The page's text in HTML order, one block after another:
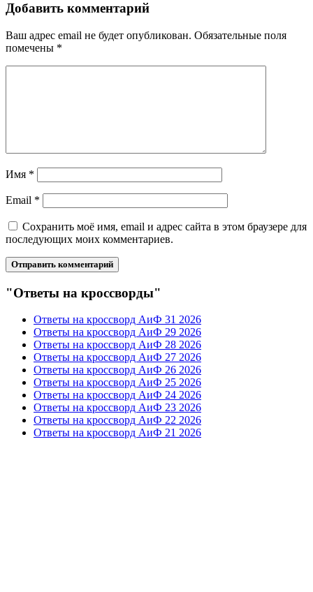
Добавить комментарий
Ваш адрес email не будет опубликован. Обязательные поля
помечены *
Имя *
Email *
Сохранить моё имя, email и адрес сайта в этом браузере для
последующих моих комментариев.
"Ответы на кроссворды"
Ответы на кроссворд АиФ 31 2026
Ответы на кроссворд АиФ 29 2026
Ответы на кроссворд АиФ 28 2026
Ответы на кроссворд АиФ 27 2026
Ответы на кроссворд АиФ 26 2026
Ответы на кроссворд АиФ 25 2026
Ответы на кроссворд АиФ 24 2026
Ответы на кроссворд АиФ 23 2026
Ответы на кроссворд АиФ 22 2026
Ответы на кроссворд АиФ 21 2026